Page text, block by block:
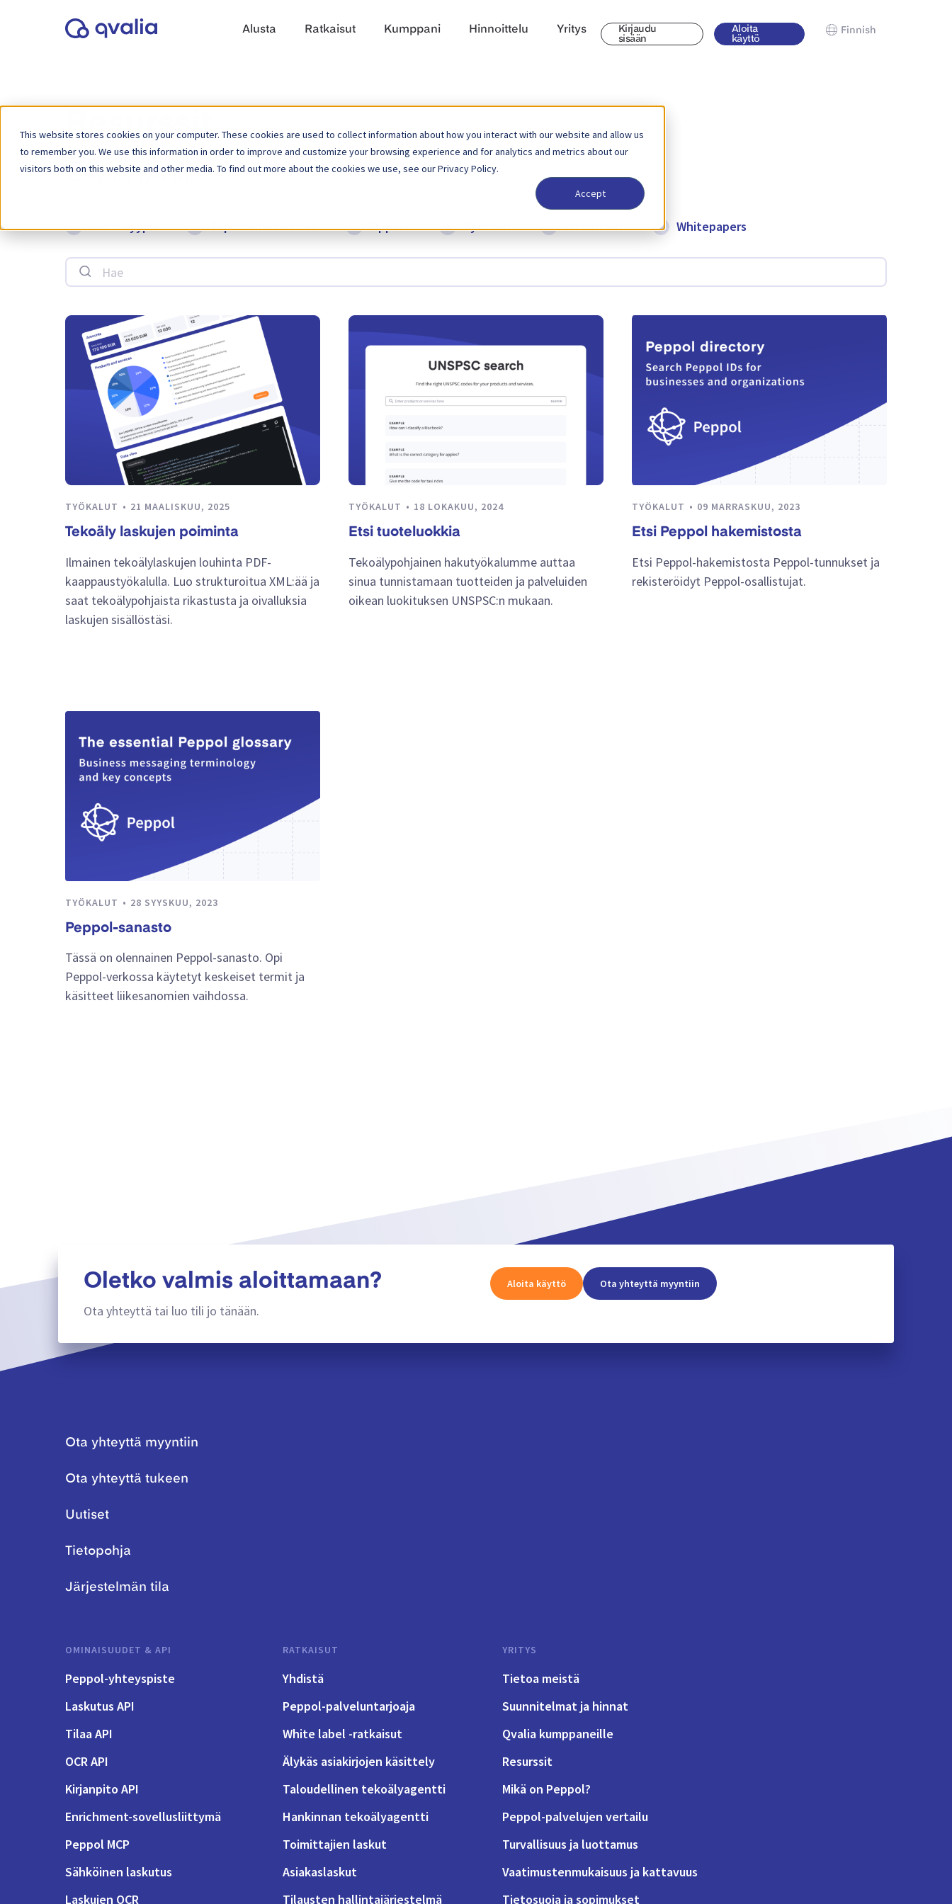
This website stores cookies on your computer. These cookies are used to collect information about how you interact with our website and allow us
to remember you. We use this information in order to improve and customize your browsing experience and for analytics and metrics about our
visitors both on this website and other media. To find out more about the cookies we use, see our Privacy Policy.
Accept
Alusta Ratkaisut Kumppani Hinnoittelu Yritys
Kirjaudu
sisään
Aloita
käyttö
Finnish
Resurssit
Kaikki tyypit Tapaustutkimukset Oppaat Työkalut Webinaarit Whitepapers
Hae
TYÖKALUT 21 MAALISKUU, 2025
Tekoäly laskujen poiminta
Ilmainen tekoälylaskujen louhinta PDF-
kaappaustyökalulla. Luo strukturoitua XML:ää ja
saat tekoälypohjaista rikastusta ja oivalluksia
laskujen sisällöstäsi.
TYÖKALUT 18 LOKAKUU, 2024
Etsi tuoteluokkia
Tekoälypohjainen hakutyökalumme auttaa
sinua tunnistamaan tuotteiden ja palveluiden
oikean luokituksen UNSPSC:n mukaan.
TYÖKALUT 09 MARRASKUU, 2023
Etsi Peppol hakemistosta
Etsi Peppol-hakemistosta Peppol-tunnukset ja
rekisteröidyt Peppol-osallistujat.
TYÖKALUT 28 SYYSKUU, 2023
Peppol-sanasto
Tässä on olennainen Peppol-sanasto. Opi
Peppol-verkossa käytetyt keskeiset termit ja
käsitteet liikesanomien vaihdossa.
Oletko valmis aloittamaan?
Ota yhteyttä tai luo tili jo tänään.
Aloita käyttö Ota yhteyttä myyntiin
Ota yhteyttä myyntiin
Ota yhteyttä tukeen
Uutiset
Tietopohja
Järjestelmän tila
OMINAISUUDET & API
Peppol-yhteyspiste
Laskutus API
Tilaa API
OCR API
Kirjanpito API
Enrichment-sovellusliittymä
Peppol MCP
Sähköinen laskutus
Laskujen OCR
RATKAISUT
Yhdistä
Peppol-palveluntarjoaja
White label -ratkaisut
Älykäs asiakirjojen käsittely
Taloudellinen tekoälyagentti
Hankinnan tekoälyagentti
Toimittajien laskut
Asiakaslaskut
Tilausten hallintajärjestelmä
YRITYS
Tietoa meistä
Suunnitelmat ja hinnat
Qvalia kumppaneille
Resurssit
Mikä on Peppol?
Peppol-palvelujen vertailu
Turvallisuus ja luottamus
Vaatimustenmukaisuus ja kattavuus
Tietosuoja ja sopimukset